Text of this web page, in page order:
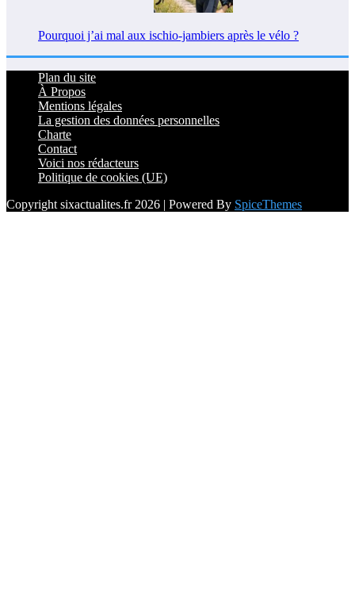
Pourquoi j’ai mal aux ischio-jambiers après le vélo ?
Plan du site
À Propos
Mentions légales
La gestion des données personnelles
Charte
Contact
Voici nos rédacteurs
Politique de cookies (UE)
Copyright sixactualites.fr 2026 | Powered By SpiceThemes